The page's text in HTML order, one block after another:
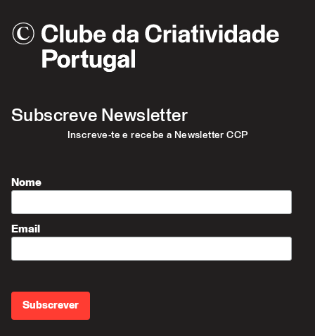
Subscreve Newsletter
Inscreve-te e recebe a Newsletter CCP
Nome
Email